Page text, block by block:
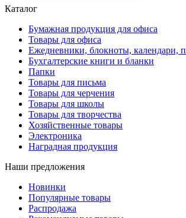
Каталог
Бумажная продукция для офиса
Товары для офиса
Ежедневники, блокноты, календари,
Бухгалтерские книги и бланки
Папки
Товары для письма
Товары для черчения
Товары для школы
Товары для творчества
Хозяйственные товары
Электроника
Наградная продукция
Наши предложения
Новинки
Популярные товары
Распродажа